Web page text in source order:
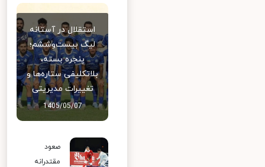
استقلال در آستانه
لیگ بیست‌وششم؛
پنجره بسته،
بلاتکلیفی ستاره‌ها و
تغییرات مدیریتی
1405/05/07
صعود
مقتدرانه